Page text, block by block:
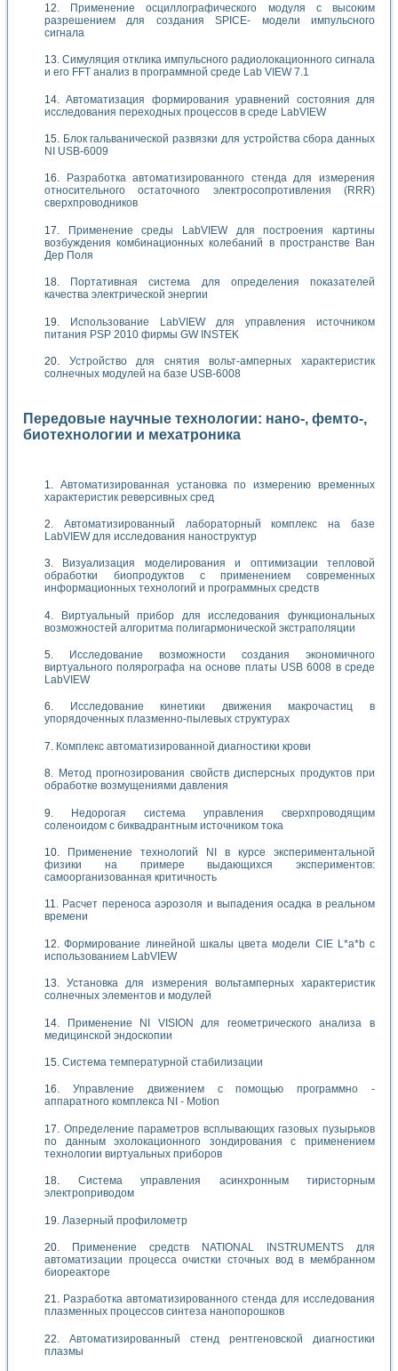
Применение осциллографического модуля с высоким
разрешением для создания SPICE- модели импульсного
сигнала
Симуляция отклика импульсного радиолокационного сигнала
и его FFT анализ в программной среде Lab VIEW 7.1
Автоматизация формирования уравнений состояния для
исследования переходных процессов в среде LabVIEW
Блок гальванической развязки для устройства сбора данных
NI USB-6009
Разработка автоматизированного стенда для измерения
относительного остаточного электросопротивления (RRR)
сверхпроводников
Применение среды LabVIEW для построения картины
возбуждения комбинационных колебаний в пространстве Ван
Дер Поля
Портативная система для определения показателей
качества электрической энергии
Использование LabVIEW для управления источником
питания PSP 2010 фирмы GW INSTEK
Устройство для снятия вольт-амперных характеристик
солнечных модулей на базе USB-6008
Передовые научные технологии: нано-, фемто-,
биотехнологии и мехатроника
Автоматизированная установка по измерению временных
характеристик реверсивных сред
Автоматизированный лабораторный комплекс на базе
LabVIEW для исследования наноструктур
Визуализация моделирования и оптимизации тепловой
обработки биопродуктов с применением современных
информационных технологий и программных средств
Виртуальный прибор для исследования функциональных
возможностей алгоритма полигармонической экстраполяции
Исследование возможности создания экономичного
виртуального полярографа на основе платы USB 6008 в среде
LabVIEW
Исследование кинетики движения макрочастиц в
упорядоченных плазменно-пылевых структурах
Комплекс автоматизированной диагностики крови
Метод прогнозирования свойств дисперсных продуктов при
обработке возмущениями давления
Недорогая система управления сверхпроводящим
соленоидом с биквадрантным источником тока
Применение технологий NI в курсе экспериментальной
физики на примере выдающихся экспериментов:
самоорганизованная критичность
Расчет переноса аэрозоля и выпадения осадка в реальном
времени
Формирование линейной шкалы цвета модели CIE L*a*b с
использованием LabVIEW
Установка для измерения вольтамперных характеристик
солнечных элементов и модулей
Применение NI VISION для геометрического анализа в
медицинской эндоскопии
Система температурной стабилизации
Управление движением с помощью программно -
аппаратного комплекса NI - Motion
Определение параметров всплывающих газовых пузырьков
по данным эхолокационного зондирования с применением
технологии виртуальных приборов
Система управления асинхронным тиристорным
электроприводом
Лазерный профилометр
Применение средств NATIONAL INSTRUMENTS для
автоматизации процесса очистки сточных вод в мембранном
биореакторе
Разработка автоматизированного стенда для исследования
плазменных процессов синтеза нанопорошков
Автоматизированный стенд рентгеновской диагностики
плазмы